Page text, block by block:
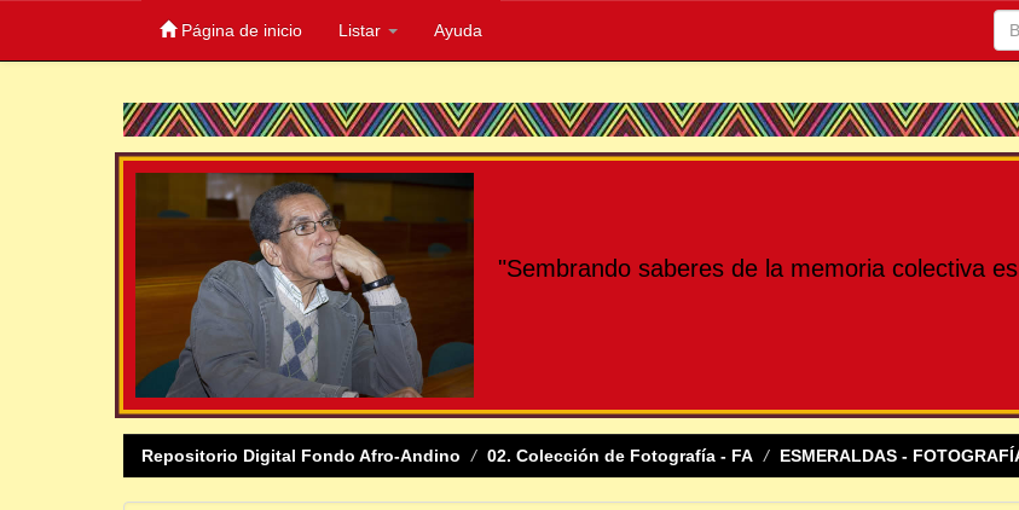
Página de inicio Listar Ayuda
"Sembrando saberes de la memoria colectiva
Repositorio Digital Fondo Afro-Andino 02. Colección de Fotografía - FA ESMERALDAS -